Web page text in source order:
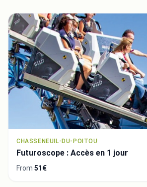
CHASSENEUIL-DU-POITOU
Futuroscope : Accès en 1 jour
From 51€